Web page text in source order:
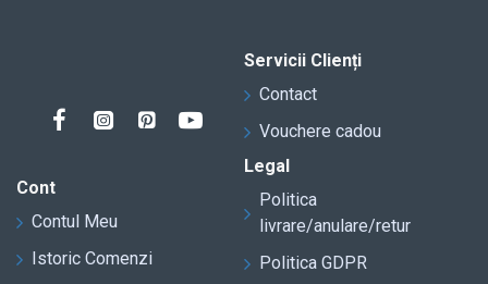
Servicii Clienți
Contact
Vouchere cadou
Cont
Contul Meu
Istoric Comenzi
Legal
Politica
livrare/anulare/retur
Politica GDPR